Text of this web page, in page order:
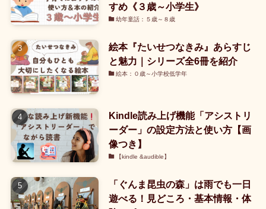
すめ《３歳～小学生》
幼年童話：５歳～８歳
絵本『たいせつなきみ』あらすじ
と魅力｜シリーズ全6冊を紹介
絵本：０歳～小学校低学年
Kindle読み上げ機能「アシストリ
ーダー」の設定方法と使い方【画
像つき】
【kindle &audible】
「ぐんま昆虫の森」は雨でも一日
遊べる！見どころ・基本情報・体